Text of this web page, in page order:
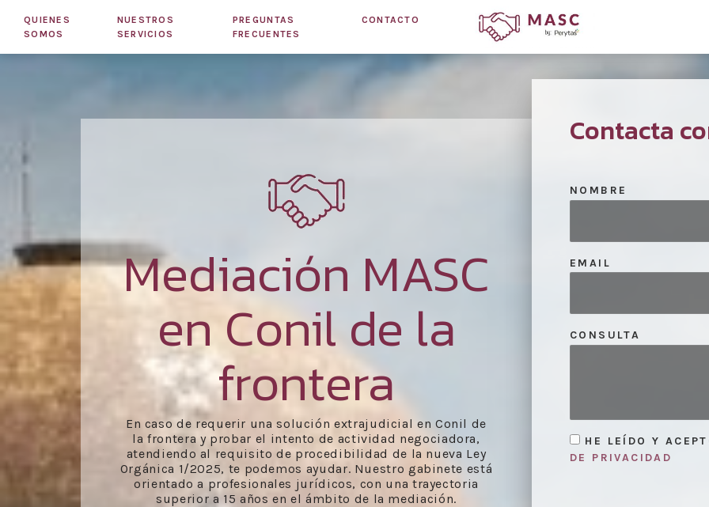
QUIENES
SOMOS
NUESTROS
SERVICIOS
PREGUNTAS
FRECUENTES
CONTACTO
Mediación MASC
en Conil de la
frontera
En caso de requerir una solución extrajudicial en Conil de
la frontera y probar el intento de actividad negociadora,
atendiendo al requisito de procedibilidad de la nueva Ley
Orgánica 1/2025, te podemos ayudar. Nuestro gabinete está
orientado a profesionales jurídicos, con una trayectoria
superior a 15 años en el ámbito de la mediación.
Contacta
NOMBRE
EMAIL
CONSULTA
HE LEÍDO Y
DE PRIVACIDAD